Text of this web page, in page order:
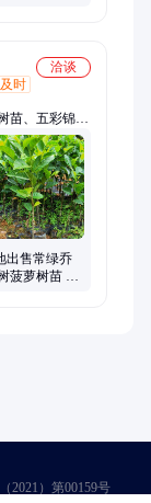
洽谈
时
苗、五彩锦
楠、桂花、天
季、苔草、大
出售常绿乔
菠萝树苗 波
2021）第00159号